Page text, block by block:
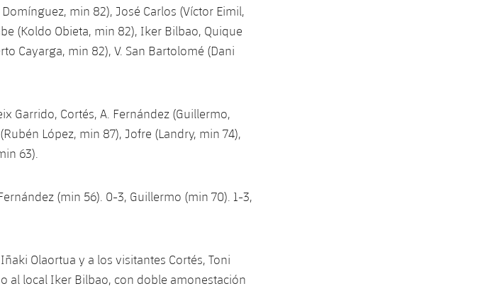
min 82), José Carlos (Víctor Eimil,
(Koldo Obieta, min 82), Iker Bilbao, Quique
Cayarga, min 82), V. San Bartolomé (Dani
Garrido, Cortés, A. Fernández (Guillermo,
López, min 87), Jofre (Landry, min 74),
63).
(min 56). 0-3, Guillermo (min 70). 1-3,
Olaortua y a los visitantes Cortés, Toni
al local Iker Bilbao, con doble amonestación